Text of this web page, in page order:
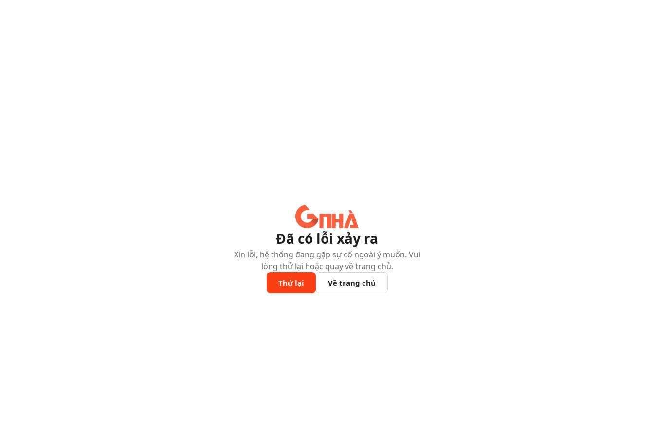
Đã có lỗi xảy ra
Xin lỗi, hệ thống đang gặp sự cố ngoài ý muốn. Vui
lòng thử lại hoặc quay về trang chủ.
Thử lại Về trang chủ